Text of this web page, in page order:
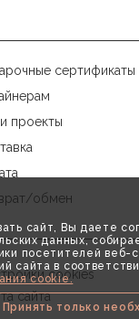
сайт, Вы даете
данных,
посетителей веб-
сайта в
cookie.
Принять только
сертификаты
проекты
обмен
cookies
сайта